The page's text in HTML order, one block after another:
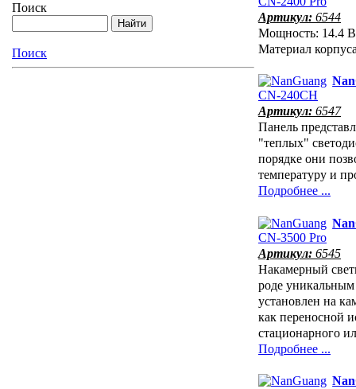
Поиск
Поиск
Артикул: 6544
Мощность: 14.4
Материал
Артикул: 6547
Панель
"теплых"
порядке они
температуру и
Подробнее ...
Артикул: 6545
Накамерный
роде
установлен на
как переносной
стационарного
Подробнее ...